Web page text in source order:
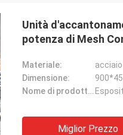
Unità
potenza di Mesh
Materiale:
Dimensione:
Nome di prodotto:
Miglior Prezzo